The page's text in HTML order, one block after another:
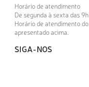
Horário de atendimento
De segunda à sexta das
Horário de atendimento
apresentado acima.
SIGA-NOS